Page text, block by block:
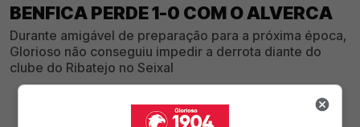
BENFICA PERDE 1-0 COM O ALVERCA
Durante amigável de preparação para a próxima época,
Glorioso não conseguiu impedir a derrota diante do
clube do Ribatejo no Seixal